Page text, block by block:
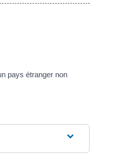
pays étranger non